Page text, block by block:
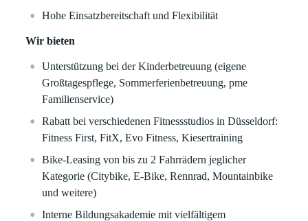
Hohe Einsatzbereitschaft und Flexibilität
Wir bieten
Unterstützung bei der Kinderbetreuung (eigene
Großtagespflege, Sommerferienbetreuung, pme
Familienservice)
Rabatt bei verschiedenen Fitnessstudios in Düsseldorf:
Fitness First, FitX, Evo Fitness, Kiesertraining
Bike-Leasing von bis zu 2 Fahrrädern jeglicher
Kategorie (Citybike, E-Bike, Rennrad, Mountainbike
und weitere)
Interne Bildungsakademie mit vielfältigem